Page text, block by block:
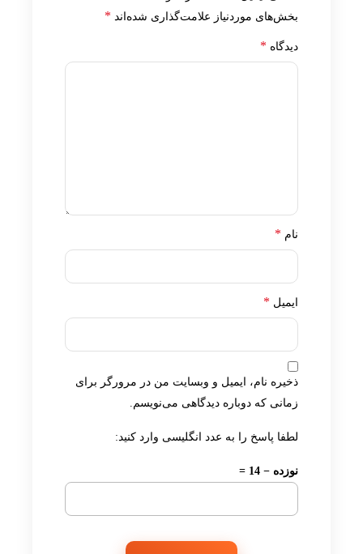
بخش‌های موردنیاز علامت‌گذاری شده‌اند *
دیدگاه *
نام *
ایمیل *
ذخیره نام، ایمیل و وبسایت من در مرورگر برای
زمانی که دوباره دیدگاهی می‌نویسم.
لطفا پاسخ را به عدد انگلیسی وارد کنید:
نوزده − 14 =